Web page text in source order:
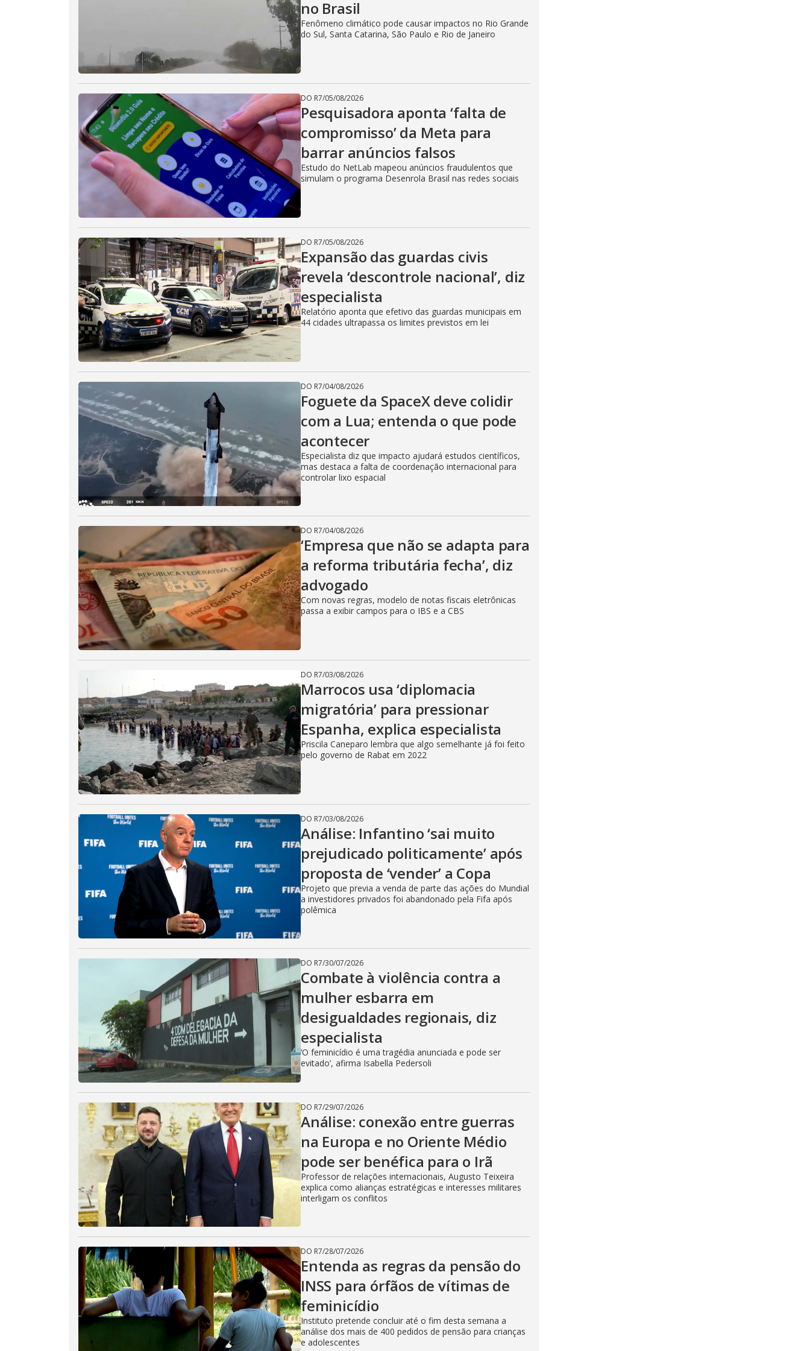
i
d
e
o
no Brasil
Fenômeno climático pode causar impactos no Rio Grande
do Sul, Santa Catarina, São Paulo e Rio de Janeiro
DO R7/05/08/2026
Pesquisadora aponta ‘falta de
compromisso’ da Meta para
barrar anúncios falsos
Estudo do NetLab mapeou anúncios fraudulentos que
simulam o programa Desenrola Brasil nas redes sociais
DO R7/05/08/2026
Expansão das guardas civis
revela ‘descontrole nacional’, diz
especialista
Relatório aponta que efetivo das guardas municipais em
44 cidades ultrapassa os limites previstos em lei
DO R7/04/08/2026
Foguete da SpaceX deve colidir
com a Lua; entenda o que pode
acontecer
Especialista diz que impacto ajudará estudos científicos,
mas destaca a falta de coordenação internacional para
controlar lixo espacial
DO R7/04/08/2026
‘Empresa que não se adapta para
a reforma tributária fecha’, diz
advogado
Com novas regras, modelo de notas fiscais eletrônicas
passa a exibir campos para o IBS e a CBS
DO R7/03/08/2026
Marrocos usa ‘diplomacia
migratória’ para pressionar
Espanha, explica especialista
Priscila Caneparo lembra que algo semelhante já foi feito
pelo governo de Rabat em 2022
DO R7/03/08/2026
Análise: Infantino ‘sai muito
prejudicado politicamente’ após
proposta de ‘vender’ a Copa
Projeto que previa a venda de parte das ações do Mundial
a investidores privados foi abandonado pela Fifa após
polêmica
DO R7/30/07/2026
Combate à violência contra a
mulher esbarra em
desigualdades regionais, diz
especialista
‘O feminicídio é uma tragédia anunciada e pode ser
evitado’, afirma Isabella Pedersoli
DO R7/29/07/2026
Análise: conexão entre guerras
na Europa e no Oriente Médio
pode ser benéfica para o Irã
Professor de relações internacionais, Augusto Teixeira
explica como alianças estratégicas e interesses militares
interligam os conflitos
DO R7/28/07/2026
Entenda as regras da pensão do
INSS para órfãos de vítimas de
feminicídio
Instituto pretende concluir até o fim desta semana a
análise dos mais de 400 pedidos de pensão para crianças
e adolescentes